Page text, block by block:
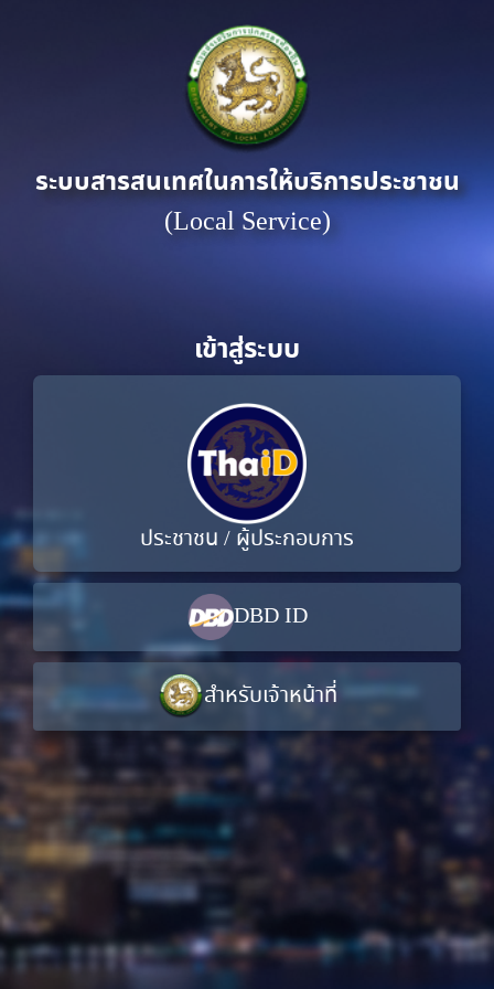
ระบบสารสนเทศในการให้บริการประชาชน
(Local Service)
เข้าสู่ระบบ
ประชาชน / ผู้ประกอบการ
DBD ID
สำหรับเจ้าหน้าที่